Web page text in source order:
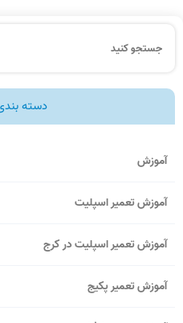
دسته
آموزش
آموزش تعمیر اسپلیت
آموزش تعمیر اسپلیت در کرج
آموزش تعمیر پکیج